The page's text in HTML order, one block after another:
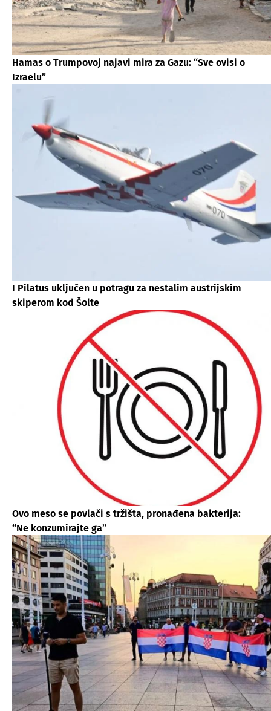
Hamas o Trumpovoj najavi mira za Gazu: “Sve ovisi o
Izraelu”
I Pilatus uključen u potragu za nestalim austrijskim
skiperom kod Šolte
Ovo meso se povlači s tržišta, pronađena bakterija:
“Ne konzumirajte ga”